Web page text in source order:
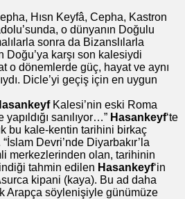
Hısn Keyfâ, Cepha, Kastron
o dünyanın Doğulu
sonra da Bizanslılarla
Doğu’ya karşı son kalesiydi
o dönemlerde güç, hayat ve aynı
Dicle’yi geçiş için en uygun
Kalesi’nin eski Roma
sanılıyor…” Hasankeyf‘te
bu kale-kentin tarihini birkaç
Devri’nde Diyarbakır’la
merkezlerinden olan, tarihinin
tahmin edilen Hasankeyf‘in
kipani (kaya). Bu ad daha
Arapça söylenişiyle günümüze